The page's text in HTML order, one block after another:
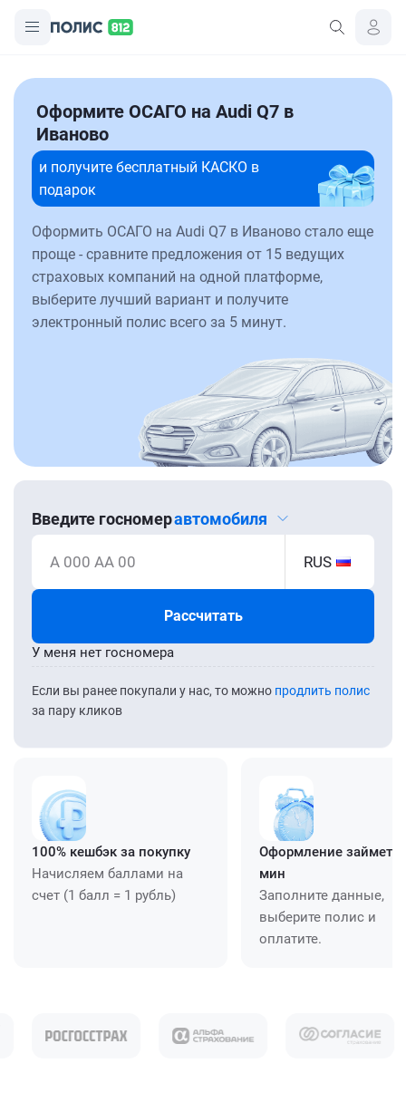
Оформите ОСАГО на Audi Q7 в
Иваново
и получите бесплатный КАСКО в
подарок
Оформить ОСАГО на Audi Q7 в Иваново стало еще
проще - сравните предложения от 15 ведущих
страховых компаний на одной платформе,
выберите лучший вариант и получите
электронный полис всего за 5 минут.
Введите госномеравтомобиля
А 000 АА 00 RUS
Рассчитать
Если вы ранее покупали у нас, то можно продлить полис
за пару кликов
У меня нет госномера
100% кешбэк за покупку
Начисляем баллами на
счет (1 балл = 1 рубль)
Оформление займет
мин
Заполните данные,
выберите полис и
оплатите.